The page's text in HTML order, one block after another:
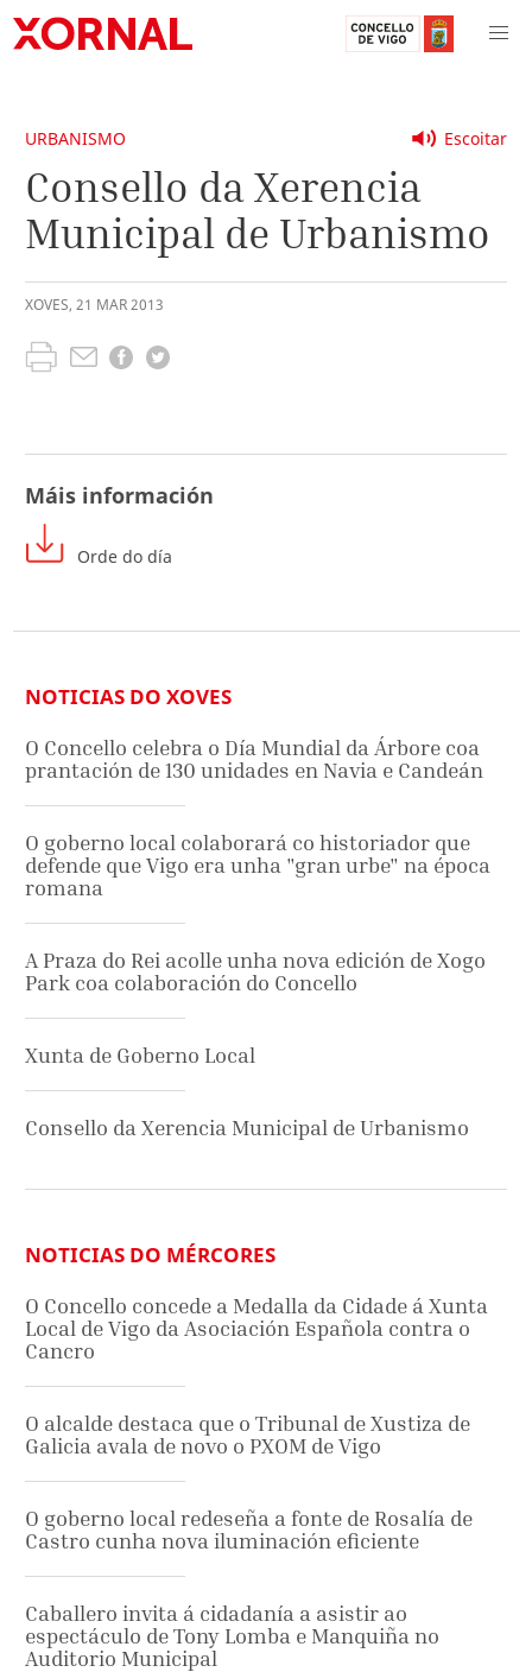
Escoitar
URBANISMO
Consello da Xerencia
Municipal de Urbanismo
XOVES, 21 MAR2013
Máis información
Orde do día
NOTICIAS DO XOVES
O Concello celebra o Día Mundial da Árbore coa
prantación de 130 unidades en Navia e Candeán
O goberno local colaborará co historiador que
defende que Vigo era unha "gran urbe" na época
romana
A Praza do Rei acolle unha nova edición de Xogo
Park coa colaboración do Concello
Xunta de Goberno Local
Consello da Xerencia Municipal de Urbanismo
NOTICIAS DO MÉRCORES
O Concello concede a Medalla da Cidade á Xunta
Local de Vigo da Asociación Española contra o
Cancro
O alcalde destaca que o Tribunal de Xustiza de
Galicia avala de novo o PXOM de Vigo
O goberno local redeseña a fonte de Rosalía de
Castro cunha nova iluminación eficiente
Caballero invita á cidadanía a asistir ao
espectáculo de Tony Lomba e Manquiña no
Auditorio Municipal